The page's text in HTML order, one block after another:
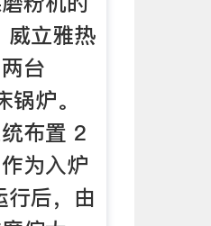
威立雅热
台
炉。
布置 2
为入炉
行后，由